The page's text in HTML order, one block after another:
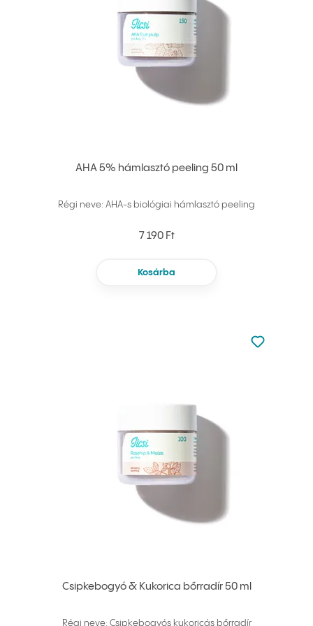
AHA 5% hámlasztó peeling 50 ml
Régi neve: AHA-s biológiai hámlasztó peeling
7 190 Ft
Kosárba
Csipkebogyó & Kukorica bőrradír 50 ml
Régi neve: Csipkebogyós kukoricás bőrradír
Nincsen
Hozzáadás